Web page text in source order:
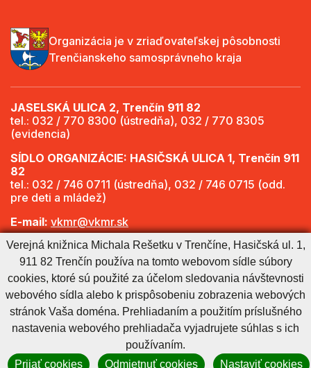
Organizácia je v zriaďovateľskej pôsobnosti
Trenčianskeho samosprávneho kraja
JASELSKÁ ULICA 2, Trenčín 911 82
tel.: 032 / 770 8300 (ústredňa), 032 / 770 8305
(evidencia)
SÍDLO ORGANIZÁCIE: HASIČSKÁ ULICA 1, Trenčín 911
82
tel.: 032 / 746 0711 (ústredňa), 032 / 746 0715 (odd.
pre deti a mládež)
E-mail: vkmr@vkmr.sk
Web: http://www.vkmr.sk
Viac informácií - Otváracie hodiny
Cookies nastavenieCookies - viac informáciíVyhlásenie o prístupnosti
Technický prevádzkovateľ
Správca obsahu
GenerujeCMS BUXUS
Verejná knižnica Michala Rešetku v Trenčíne, Hasičská ul. 1,
911 82 Trenčín používa na tomto webovom sídle súbory
cookies, ktoré sú použité za účelom sledovania návštevnosti
webového sídla alebo k prispôsobeniu zobrazenia webových
stránok Vaša doména. Prehliadaním a použitím príslušného
nastavenia webového prehliadača vyjadrujete súhlas s ich
používaním.
Prijať cookies
Odmietnuť cookies Nastaviť cookies